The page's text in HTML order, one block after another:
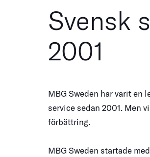
Svensk
2001
MBG Sweden har varit en
service sedan 2001. Men
förbättring.
MBG Sweden startade